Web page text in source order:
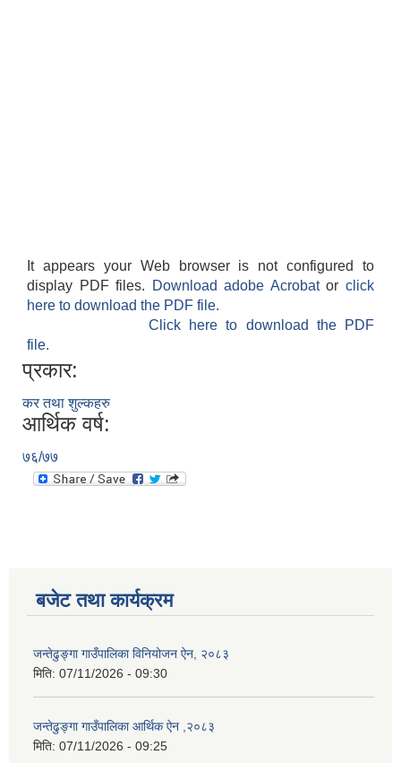
It appears your Web browser is not configured to
display PDF files.
Download adobe Acrobatorclick
here to download the PDF file.
Click here to download the PDF
file.
प्रकार:
कर तथा शुल्कहरु
आर्थिक वर्ष:
७६/७७
बजेट तथा कार्यक्रम
जन्तेढुङ्गा गाउँपालिका विनियोजन ऐन, २०८३
मिति: 07/11/2026 - 09:30
जन्तेढुङ्गा गाउँपालिका आर्थिक ऐन ,२०८३
मिति: 07/11/2026 - 09:25